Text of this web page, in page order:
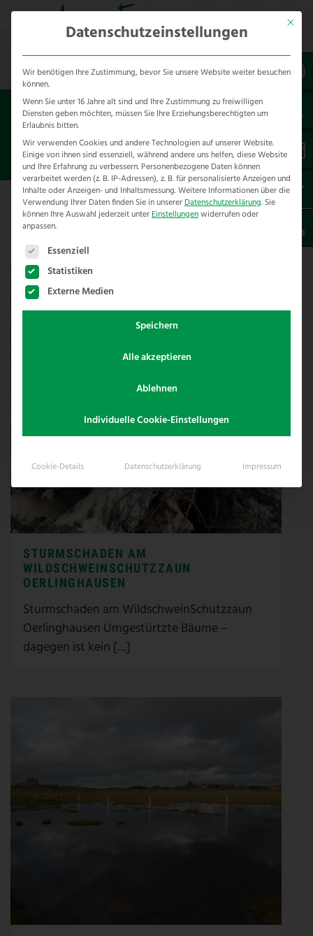
Sie sind hier:Referenzen *produkt
*Elektrozäune
Referenzen mit Elektrozäunen
STURMSCHADEN AM
WILDSCHWEINSCHUTZZAUN
OERLINGHAUSEN
Sturmschaden am WildschweinSchutzzaun
Oerlinghausen Umgestürtzte Bäume –
dagegen ist kein […]
Mit
Datenschutzeinstellungen
Wir benötigen Ihre Zustimmung, bevor Sie unsere Website weiter besuchen
können.
Wenn Sie unter 16 Jahre alt sind und Ihre Zustimmung zu freiwilligen
Diensten geben möchten, müssen Sie Ihre Erziehungsberechtigten um
Erlaubnis bitten.
Wir verwenden Cookies und andere Technologien auf unserer Website.
Einige von ihnen sind essenziell, während andere uns helfen, diese Website
und Ihre Erfahrung zu verbessern. Personenbezogene Daten können
verarbeitet werden (z. B. IP-Adressen), z. B. für personalisierte Anzeigen und
Inhalte oder Anzeigen- und Inhaltsmessung.Weitere Informationen über die
Verwendung Ihrer Daten finden Sie in unsererDatenschutzerklärung. Sie
können Ihre Auswahl jederzeit unterEinstellungenwiderrufen oder
anpassen.
Es folgt eine Liste der Service-Gruppen, für die eine
Essenziell
Statistiken
Externe Medien
Speichern
Alle akzeptieren
Ablehnen
Individuelle Cookie-Einstellungen
Cookie-Details Datenschutzerklärung Impressum